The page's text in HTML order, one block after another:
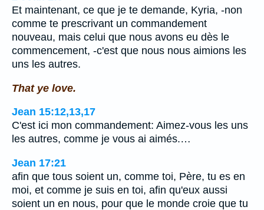
Et maintenant, ce que je te demande, Kyria, -non
comme te prescrivant un commandement
nouveau, mais celui que nous avons eu dès le
commencement, -c'est que nous nous aimions les
uns les autres.
That ye love.
Jean 15:12,13,17
C'est ici mon commandement: Aimez-vous les uns
les autres, comme je vous ai aimés.…
Jean 17:21
afin que tous soient un, comme toi, Père, tu es en
moi, et comme je suis en toi, afin qu'eux aussi
soient un en nous, pour que le monde croie que tu